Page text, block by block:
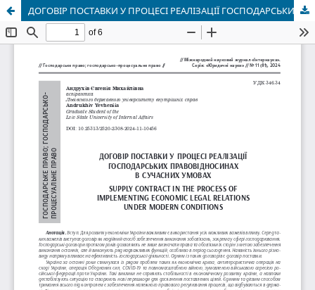
ДОГОВІР ПОСТАВКИ У ПРОЦЕСІ РЕАЛІЗАЦІЇ ГОСПОДАРСЬКИХ ПРАВОВІДНОСИНАХ В СУЧАСНИХ УМОВАХ